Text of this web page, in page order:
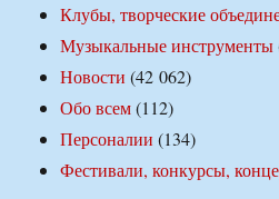
Клубы, творческие
Музыкальные инструменты
Новости (42 062)
Обо всем(112)
Персоналии (134)
Фестивали, конкурсы,